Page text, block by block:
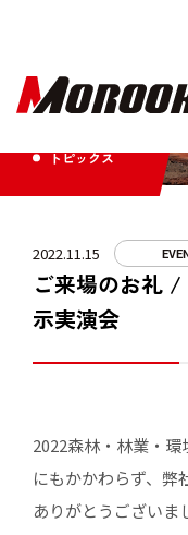
トピックス
2022.11.15
ご来場のお礼 /
示実演会
2022森林・林業・
にもかかわらず、弊
ありがとうございま